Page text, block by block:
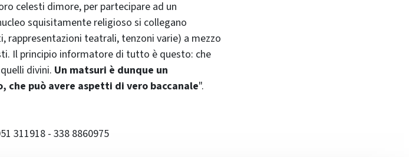
celesti dimore, per partecipare ad un
squisitamente religioso si collegano
rappresentazioni teatrali, tenzoni varie) a mezzo
Il principio informatore di tutto è questo: che
divini. Un matsuri è dunque un
che può avere aspetti di vero baccanale".
311918 - 338 8860975